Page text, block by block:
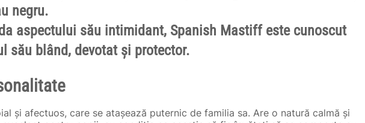
negru.
aspectului său intimidant, Spanish Mastiff este cunoscut
său blând, devotat și protector.
și afectuos, care se atașează puternic de familia sa. Are o natură calmă și